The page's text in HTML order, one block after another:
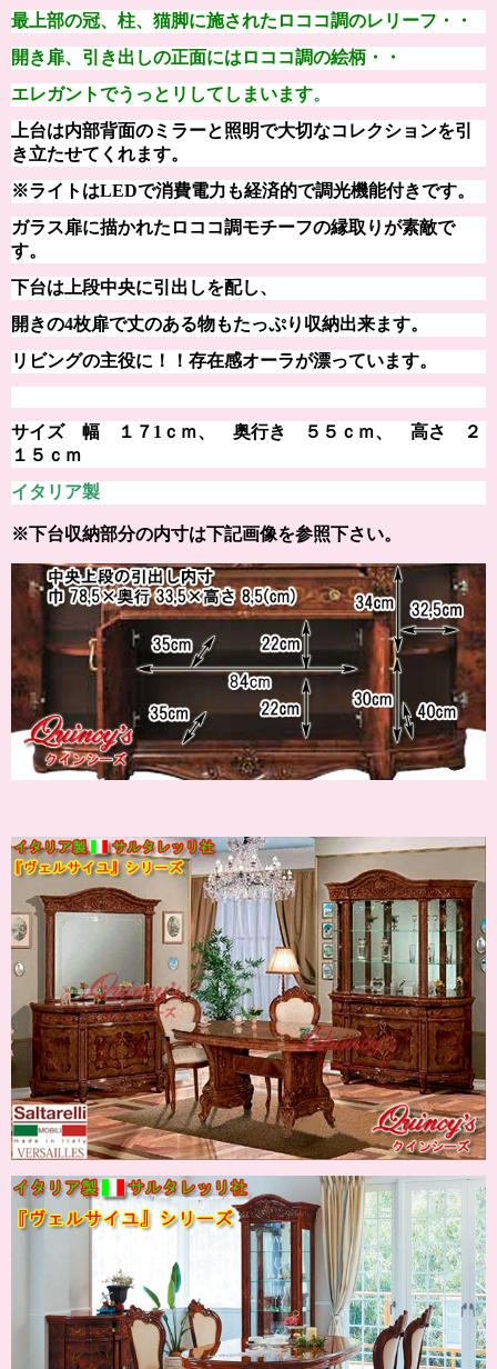
最上部の冠、柱、猫脚に施されたロココ調のレリーフ・・
開き扉、引き出しの正面にはロココ調の絵柄・・
エレガントでうっとリしてしまいます。
上台は内部背面のミラーと照明で大切なコレクションを引
き立たせてくれます。
※ライトはLEDで消費電力も経済的で調光機能付きです。
ガラス扉に描かれたロココ調モチーフの縁取りが素敵で
す。
下台は上段中央に引出しを配し、
開きの4枚扉で丈のある物もたっぷり収納出来ます。
リビングの主役に！！ 存在感オーラが漂っています。
サイズ 幅 １７1ｃｍ、 奥行き ５５ｃｍ、 高さ ２
１５ｃｍ
イタリア製
※下台収納部分の内寸は下記画像を参照下さい。